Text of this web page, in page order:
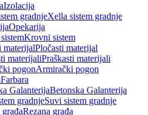
Izolacija
Xella sistem gradnje
Opekarija
Krovni sistem
Pločasti materijal
Praškasti materijali
Armirački pogon
Farbara
Betonska Galanterija
Suvi sistem gradnje
Rezana građa